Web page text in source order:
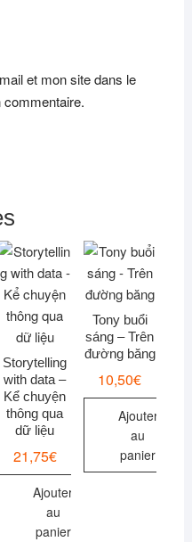
et mon site dans le
commentaire.
Storytelling
with data –
Kể chuyện
thông qua
dữ liệu
21,75€
Ajouter
au
panier
Tony buổi
sáng – Trên
đường băng
10,50€
Ajouter
au
panier